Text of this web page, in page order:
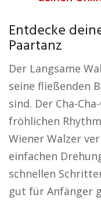
Entdecke
Paartanz
Der Langsame
seine fließenden
sind. Der Cha-
fröhlichen
Wiener Walzer
einfachen
schnellen
gut für Anfänger